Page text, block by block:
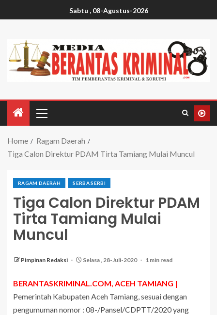
Sabtu , 08-Agustus-2026
Home
Ragam Daerah
Tiga Calon Direktur PDAM Tirta Tamiang Mulai Muncul
RAGAM DAERAH SERBA SERBI
Tiga Calon Direktur PDAM
Tirta Tamiang Mulai
Muncul
Pimpinan Redaksi Selasa , 28-Juli-2020 1 min read
BERANTASKRIMINAL.COM, ACEH TAMIANG |
Pemerintah Kabupaten Aceh Tamiang, sesuai dengan
pengumuman nomor : 08-/Pansel/CDPTT/2020 yang